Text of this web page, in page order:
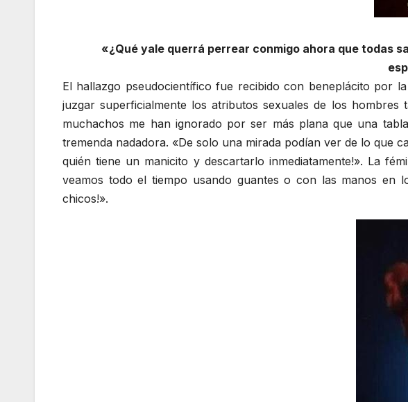
«¿Qué yale querrá perrear conmigo ahora que todas
El hallazgo pseudocientífico fue recibido con beneplácito por
juzgar superficialmente los atributos sexuales de los
muchachos me han ignorado por ser más plana que una
tremenda nadadora. «De solo una mirada podían ver de lo que
quién tiene un manicito y descartarlo inmediatamente!». La
veamos todo el tiempo usando guantes o con las manos en
chicos!».